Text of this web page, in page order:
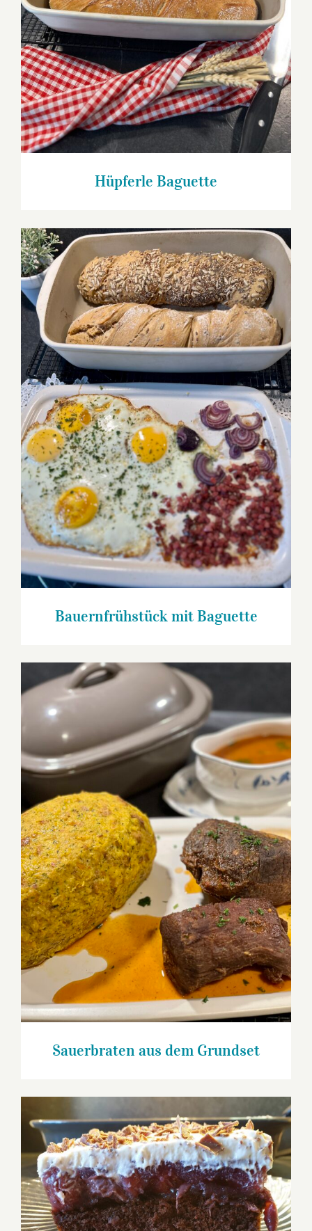
Hüpferle Baguette
Bauernfrühstück mit Baguette
Bauernfrühstück mit Baguette
Sauerbraten aus dem Grundset
Sauerbraten aus dem Grundset
Schwarzwälder Kirsch Schnitte